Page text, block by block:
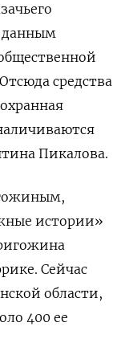
данным
средства
Пикалова.
истории»
Сейчас
области,
400 ее